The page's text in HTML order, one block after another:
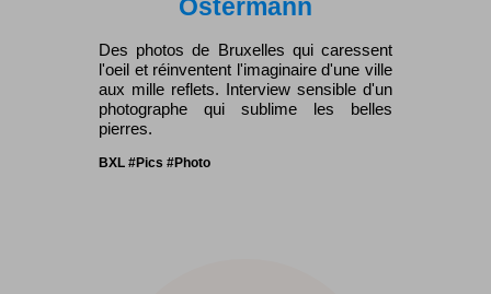
Ostermann
Des photos de Bruxelles qui caressent
l'oeil et réinventent l'imaginaire d'une ville
aux mille reflets. Interview sensible d'un
photographe qui sublime les belles
pierres.
BXL #Pics #Photo